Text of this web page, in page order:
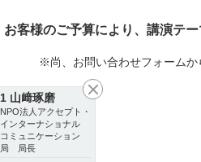
お客様のご予算により、講演テ
※尚、お問い合わせフォームか
1 山﨑琢磨
NPO法人アクセプト・
インターナショナル
コミュニケーション
局 局長